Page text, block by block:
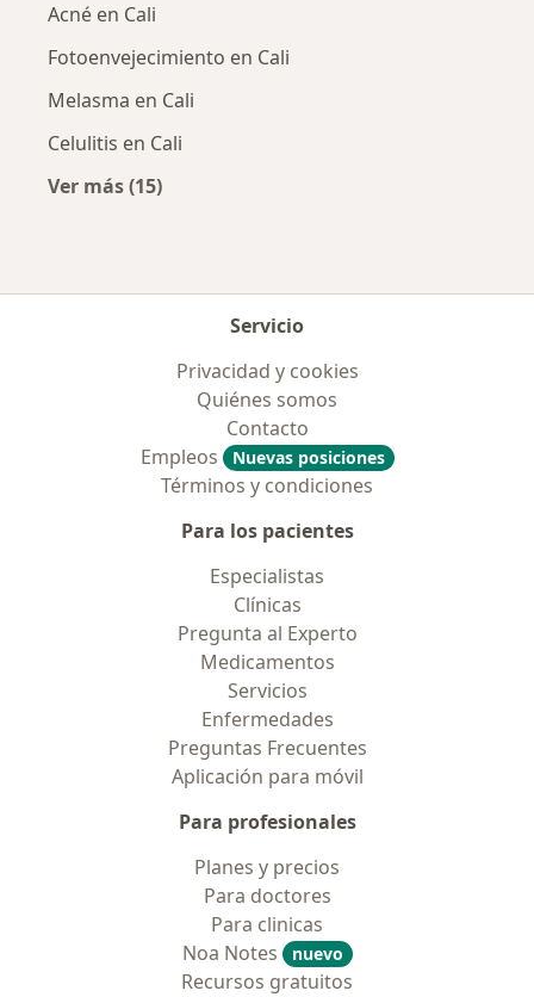
Acné en Cali
Fotoenvejecimiento en Cali
Melasma en Cali
Celulitis en Cali
Ver más (15)
Servicio
Privacidad y cookies
Quiénes somos
Contacto
Empleos
Nuevas posiciones
Términos y condiciones
Para los pacientes
Especialistas
Clínicas
Pregunta al Experto
Medicamentos
Servicios
Enfermedades
Preguntas Frecuentes
Aplicación para móvil
Para profesionales
Planes y precios
Para doctores
Para clinicas
Noa Notes
nuevo
Recursos gratuitos